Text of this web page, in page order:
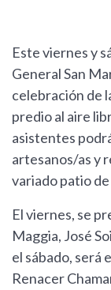
Este viernes y
General San
celebración de
predio al aire
asistentes
artesanos/as y
variado patio
El viernes, se
Maggia, José
el sábado, será
Renacer